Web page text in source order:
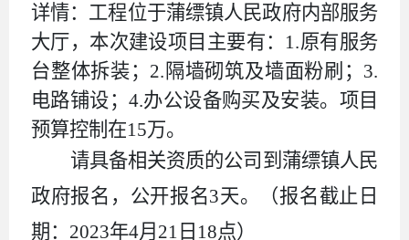
详情：工程位于蒲缥镇人民政府内部服务
大厅，本次建设项目主要有： 1.原有服务
台整体拆装；2.隔墙砌筑及墙面粉刷；3.
电路铺设；4.办公设备购买及安装。 项目
预算控制在15万。
请具备相关资质的公司到蒲缥镇人民
政府报名，公开报名3天。（报名截止日
期：2023年4月 21 日 18点）